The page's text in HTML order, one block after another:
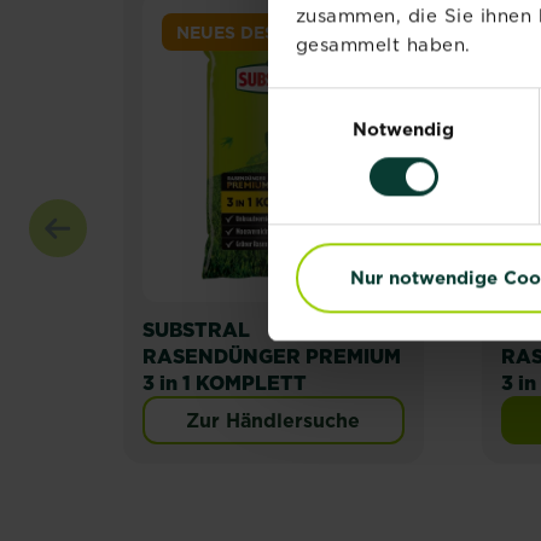
zusammen, die Sie
gesammelt haben.
Einwilligungsauswahl
Notwendig
Nur notwendige
SUBSTRAL
RASENDÜNGER PREMIUM
3 in 1 KOMPLETT
Zur Händlersuche
NEUES DESIGN
3 in